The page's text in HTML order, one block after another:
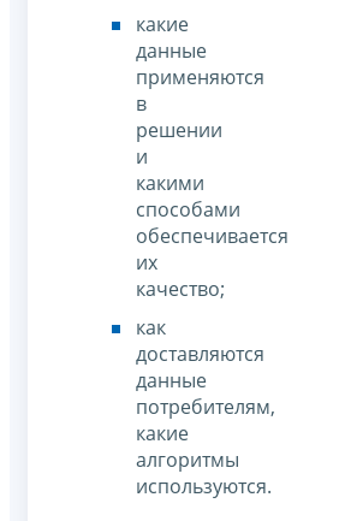
какие
данные
применяются
в
решении
и
какими
способами
обеспечивается
их
качество;
как
доставляются
данные
потребителям,
какие
алгоритмы
используются.